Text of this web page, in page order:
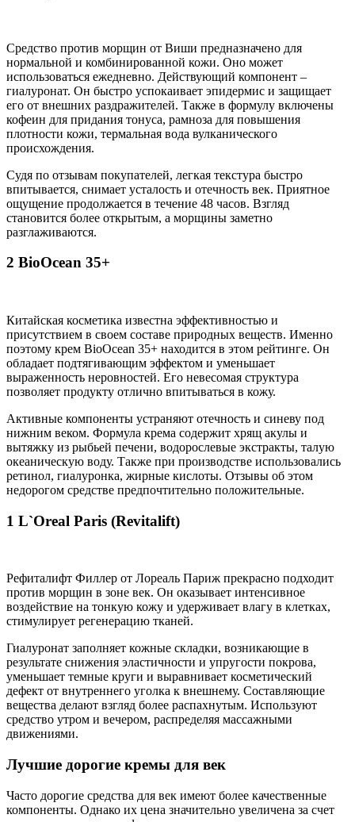
Средство против морщин от Виши предназначено для
нормальной и комбинированной кожи. Оно может
использоваться ежедневно. Действующий компонент –
гиалуронат. Он быстро успокаивает эпидермис и защищает
его от внешних раздражителей. Также в формулу включены
кофеин для придания тонуса, рамноза для повышения
плотности кожи, термальная вода вулканического
происхождения.
Судя по отзывам покупателей, легкая текстура быстро
впитывается, снимает усталость и отечность век. Приятное
ощущение продолжается в течение 48 часов. Взгляд
становится более открытым, а морщины заметно
разглаживаются.
2 BioOcean 35+
Китайская косметика известна эффективностью и
присутствием в своем составе природных веществ. Именно
поэтому крем BioOcean 35+ находится в этом рейтинге. Он
обладает подтягивающим эффектом и уменьшает
выраженность неровностей. Его невесомая структура
позволяет продукту отлично впитываться в кожу.
Активные компоненты устраняют отечность и синеву под
нижним веком. Формула крема содержит хрящ акулы и
вытяжку из рыбьей печени, водорослевые экстракты, талую
океаническую воду. Также при производстве использовались
ретинол, гиалуронка, жирные кислоты. Отзывы об этом
недорогом средстве предпочтительно положительные.
1 L`Oreal Paris (Revitalift)
Рефиталифт Филлер от Лореаль Париж прекрасно подходит
против морщин в зоне век. Он оказывает интенсивное
воздействие на тонкую кожу и удерживает влагу в клетках,
стимулирует регенерацию тканей.
Гиалуронат заполняет кожные складки, возникающие в
результате снижения эластичности и упругости покрова,
уменьшает темные круги и выравнивает косметический
дефект от внутреннего уголка к внешнему. Составляющие
вещества делают взгляд более распахнутым. Используют
средство утром и вечером, распределяя массажными
движениями.
Лучшие дорогие кремы для век
Часто дорогие средства для век имеют более качественные
компоненты. Однако их цена значительно увеличена за счет